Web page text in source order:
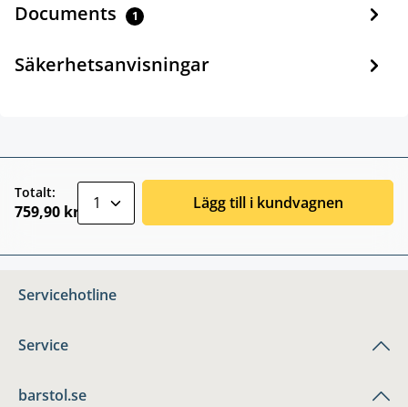
Documents 1
Säkerhetsanvisningar
Totalt:
759,90 kr Lägg till i kundvagnen
Servicehotline
Service
barstol.se